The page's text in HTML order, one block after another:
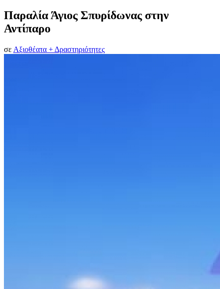
Παραλία Άγιος Σπυρίδωνας στην
Αντίπαρο
σε Αξιοθέατα + Δραστηριότητες